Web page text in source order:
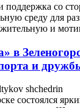
поддержка со
среду для
и
в
и
состоялся